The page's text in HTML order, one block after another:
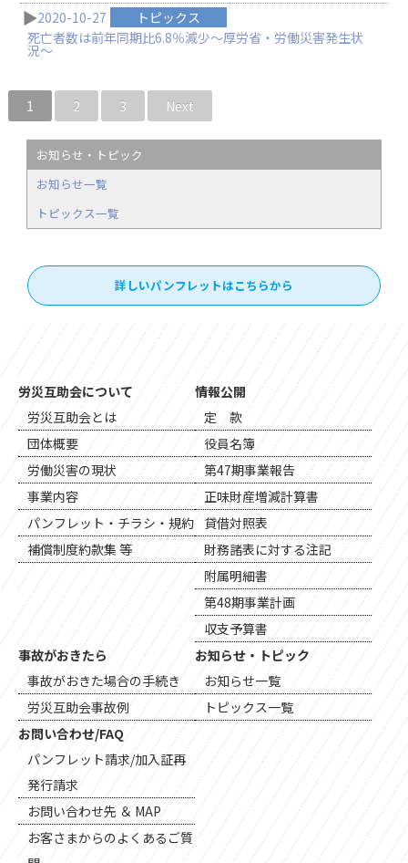
2020-10-27
トピックス
死亡者数は前年同期比6.8％減少〜厚労省・労働災害発生状
況〜
1 2 3 Next
お知らせ・トピック
お知らせ一覧
トピックス一覧
詳しいパンフレットはこちらから
労災互助会について
労災互助会とは
団体概要
労働災害の現状
事業内容
パンフレット・チラシ・規約
補償制度約款集 等
情報公開
定 款
役員名簿
第47期事業報告
正味財産増減計算書
貸借対照表
財務諸表に対する注記
附属明細書
第48期事業計画
収支予算書
事故がおきたら
事故がおきた場合の手続き
労災互助会事故例
お知らせ・トピック
お知らせ一覧
トピックス一覧
お問い合わせ/FAQ
パンフレット請求/加入証再
発行請求
お問い合わせ先 ＆ MAP
お客さまからのよくあるご質